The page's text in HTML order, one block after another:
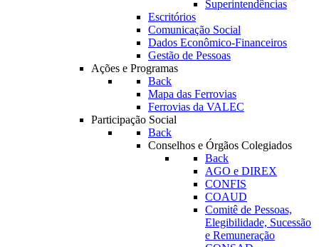
Superintendências
Escritórios
Comunicação Social
Dados Econômico-Financeiros
Gestão de Pessoas
Ações e Programas
Back
Mapa das Ferrovias
Ferrovias da VALEC
Participação Social
Back
Conselhos e Órgãos Colegiados
Back
AGO e DIREX
CONFIS
COAUD
Comitê de Pessoas,
Elegibilidade, Sucessão
e Remuneração